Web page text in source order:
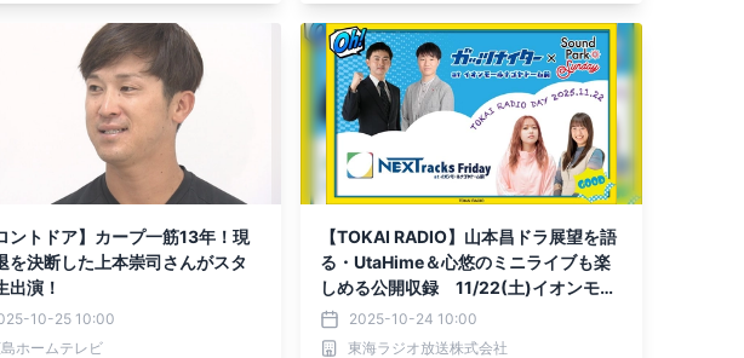
ントドア】カープ一筋13年！現
を決断した上本崇司さんがスタ
出演！
10-25 10:00
ホームテレビ
【TOKAI RADIO】山本昌ドラ展望を語
る・UtaHime＆心悠のミニライブも楽
しめる公開収録 11/22(土)イオンモー
ルナゴヤドーム前にて実施
2025-10-24 10:00
東海ラジオ放送株式会社